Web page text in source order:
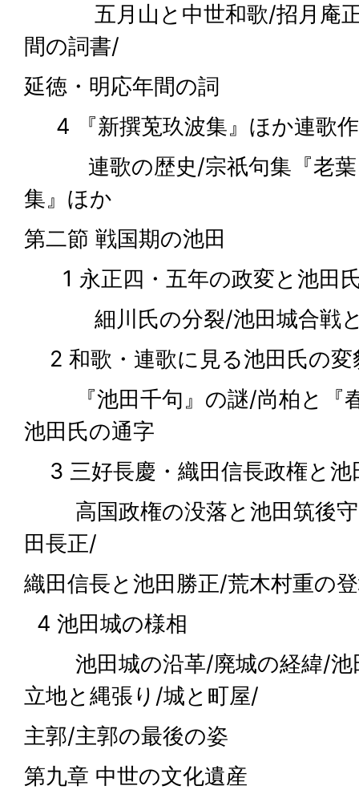
五月山と中世和歌/招月庵正
間の詞書/
延徳・明応年間の詞
4 『新撰莵玖波集』ほか連歌
連歌の歴史/宗祇句集『老葉
集』ほか
第二節 戦国期の池田
1 永正四・五年の政変と池田
細川氏の分裂/池田城合戦と
2 和歌・連歌に見る池田氏の変
『池田千句』の謎/尚柏と『
池田氏の通字
3 三好長慶・織田信長政権と池
高国政権の没落と池田筑後守
田長正/
織田信長と池田勝正/荒木村重の
4 池田城の様相
池田城の沿革/廃城の経緯/池
立地と縄張り/城と町屋/
主郭/主郭の最後の姿
第九章 中世の文化遺産